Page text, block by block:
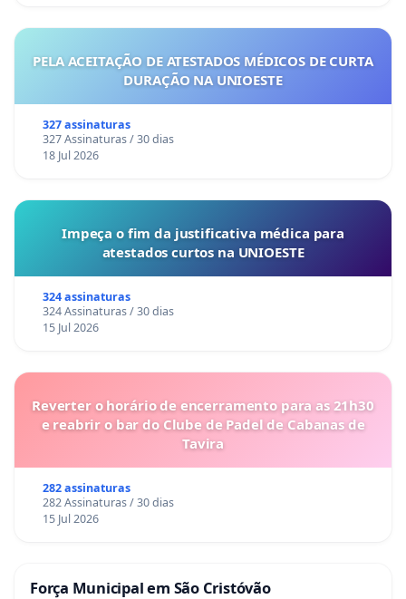
PELA ACEITAÇÃO DE ATESTADOS MÉDICOS DE CURTA
DURAÇÃO NA UNIOESTE
327 assinaturas
327 Assinaturas / 30 dias
18 Jul 2026
Impeça o fim da justificativa médica para
atestados curtos na UNIOESTE
324 assinaturas
324 Assinaturas / 30 dias
15 Jul 2026
Reverter o horário de encerramento para as 21h30
e reabrir o bar do Clube de Padel de Cabanas de
Tavira
282 assinaturas
282 Assinaturas / 30 dias
15 Jul 2026
Força Municipal em São Cristóvão